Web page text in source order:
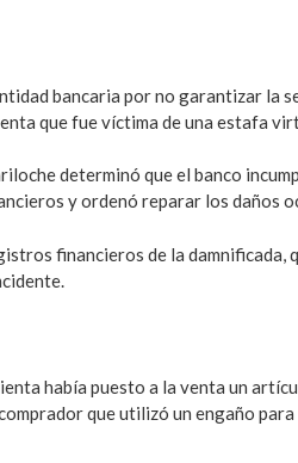
bancaria por no garantizar la
que fue víctima de una estafa
determinó que el banco
y ordenó reparar los daños
financieros de la damnificada,
había puesto a la venta un
que utilizó un engaño